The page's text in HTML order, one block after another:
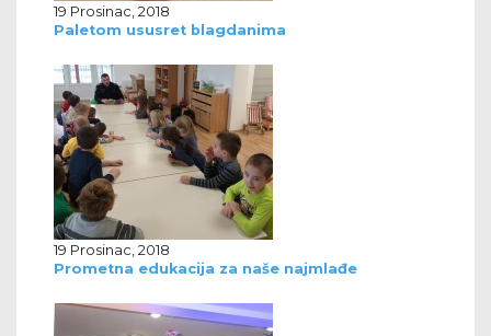
19 Prosinac, 2018
Paletom ususret blagdanima
19 Prosinac, 2018
Prometna edukacija za naše najmlađe